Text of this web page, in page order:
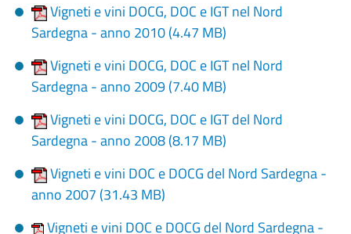
Vigneti e vini DOCG, DOC e IGT nel Nord
Sardegna - anno 2010 (4.47 MB)
Vigneti e vini DOCG, DOC e IGT nel Nord
Sardegna - anno 2009 (7.40 MB)
Vigneti e vini DOCG, DOC e IGT del Nord
Sardegna - anno 2008 (8.17 MB)
Vigneti e vini DOC e DOCG del Nord Sardegna -
anno 2007 (31.43 MB)
Vigneti e vini DOC e DOCG del Nord Sardegna -